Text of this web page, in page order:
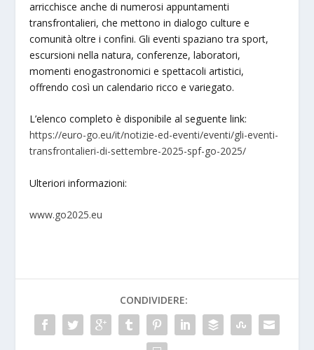
arricchisce anche di numerosi appuntamenti
transfrontalieri, che mettono in dialogo culture e
comunità oltre i confini. Gli eventi spaziano tra sport,
escursioni nella natura, conferenze, laboratori,
momenti enogastronomici e spettacoli artistici,
offrendo così un calendario ricco e variegato.
L’elenco completo è disponibile al seguente link:
https://euro-go.eu/it/notizie-ed-eventi/eventi/gli-eventi-
transfrontalieri-di-settembre-2025-spf-go-2025/
Ulteriori informazioni:
www.go2025.eu
CONDIVIDERE: